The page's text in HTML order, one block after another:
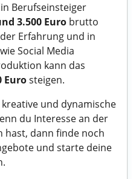
Berufseinsteiger
3.500 Euro brutto
Erfahrung und in
Social Media
kann das
Eurosteigen.
und dynamische
du Interesse an der
dann finde noch
und starte deine